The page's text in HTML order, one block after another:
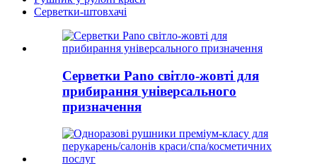
Серветки-штовхачі
Серветки Pano світло-жовті для
прибирання універсального
призначення